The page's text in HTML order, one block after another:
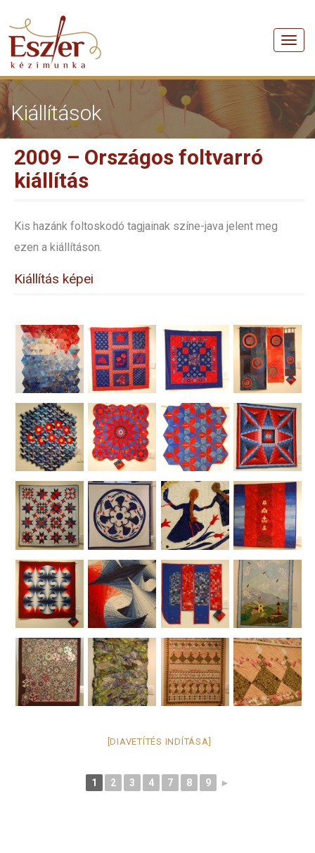
Menü
Kiállítások
2009 – Országos foltvarró
kiállítás
Kis hazánk foltoskodó tagjainak színe-java jelent meg
ezen a kiállításon.
Kiállítás képei
[DIAVETÍTÉS INDÍTÁSA]
1 2 3 4 7 8 9 ►